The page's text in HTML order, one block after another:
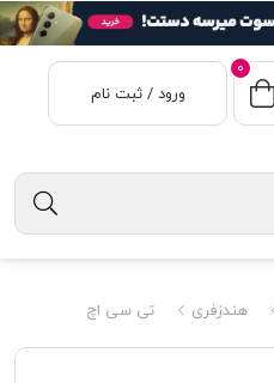
0
ورود / ثبت نام
هندزفری تی سی اچ